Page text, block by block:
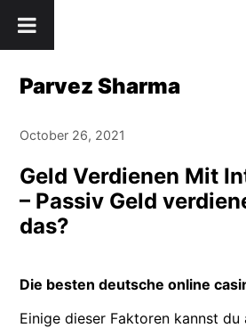
to
Parvez Sharma
October 26, 2021
Geld Verdienen Mit
– Passiv Geld
das?
Die besten deutsche online
Einige dieser Faktoren kannst du